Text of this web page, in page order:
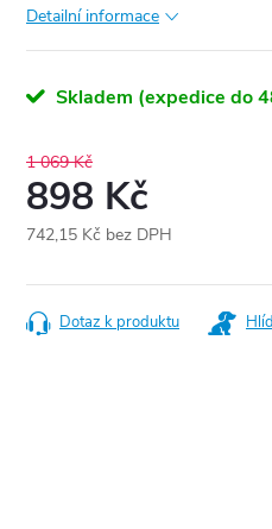
Detailní informace
Skladem (expedice do
1 069 Kč
898 Kč
742,15 Kč bez DPH
cena:
Dotaz k produktu